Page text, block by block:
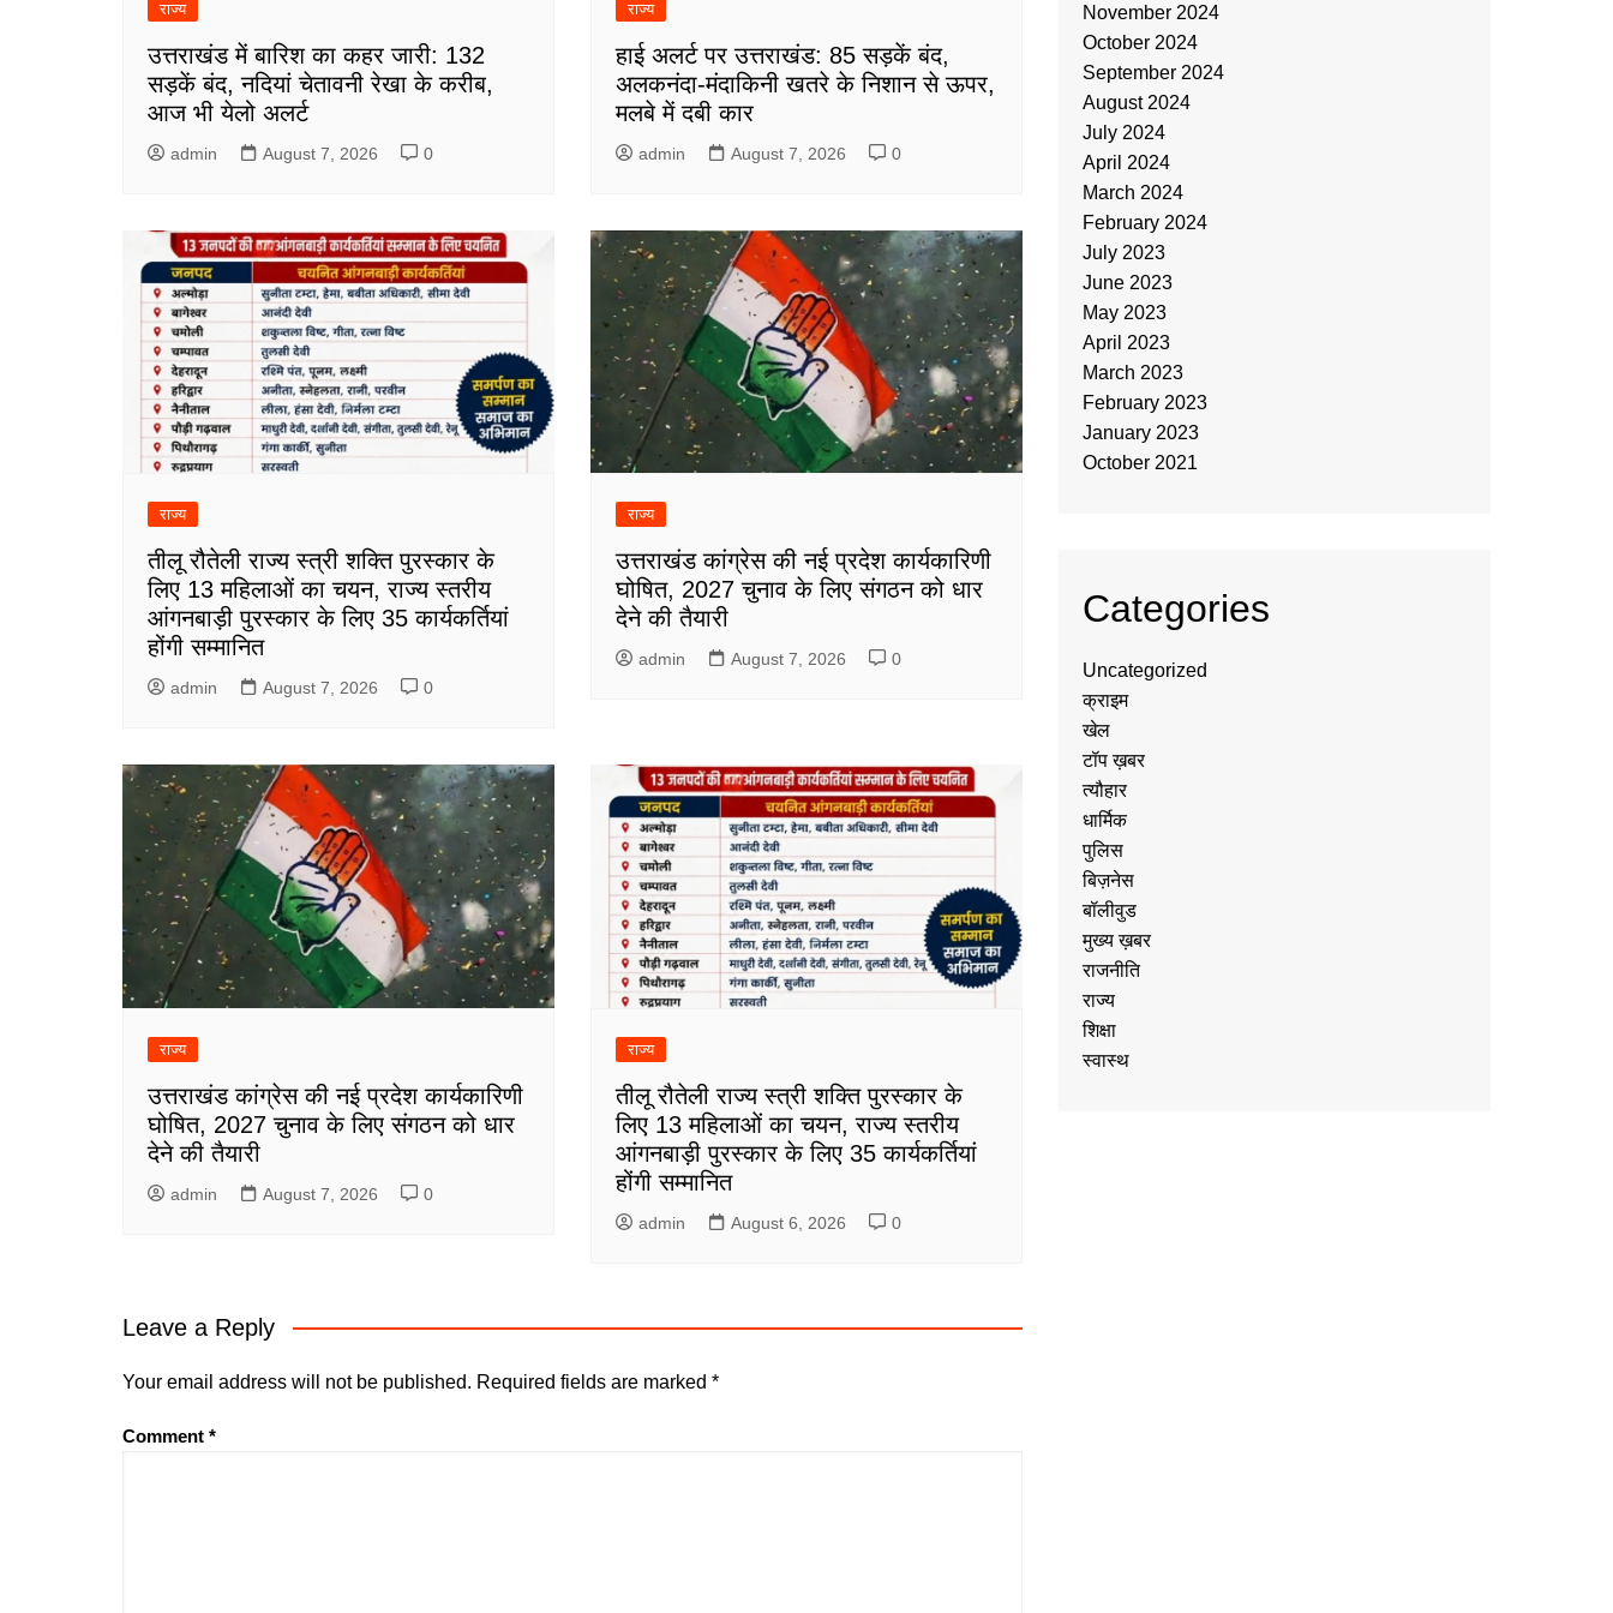
राज्य
उत्तराखंड में बारिश का कहर जारी: 132
सड़कें बंद, नदियां चेतावनी रेखा के करीब,
आज भी येलो अलर्ट
admin August 7, 2026 0
राज्य
हाई अलर्ट पर उत्तराखंड: 85 सड़कें बंद,
अलकनंदा-मंदाकिनी खतरे के निशान से ऊपर,
मलबे में दबी कार
admin August 7, 2026 0
राज्य
तीलू रौतेली राज्य स्त्री शक्ति पुरस्कार के
लिए 13 महिलाओं का चयन, राज्य स्तरीय
आंगनबाड़ी पुरस्कार के लिए 35 कार्यकर्तियां
होंगी सम्मानित
admin August 7, 2026 0
राज्य
उत्तराखंड कांग्रेस की नई प्रदेश कार्यकारिणी
घोषित, 2027 चुनाव के लिए संगठन को धार
देने की तैयारी
admin August 7, 2026 0
राज्य
उत्तराखंड कांग्रेस की नई प्रदेश कार्यकारिणी
घोषित, 2027 चुनाव के लिए संगठन को धार
देने की तैयारी
admin August 7, 2026 0
राज्य
तीलू रौतेली राज्य स्त्री शक्ति पुरस्कार के
लिए 13 महिलाओं का चयन, राज्य स्तरीय
आंगनबाड़ी पुरस्कार के लिए 35 कार्यकर्तियां
होंगी सम्मानित
admin August 6, 2026 0
Leave a Reply
Your email address will not be published. Required fields are marked *
Comment *
November 2024
October 2024
September 2024
August 2024
July 2024
April 2024
March 2024
February 2024
July 2023
June 2023
May 2023
April 2023
March 2023
February 2023
January 2023
October 2021
Categories
Uncategorized
क्राइम
खेल
टॉप ख़बर
त्यौहार
धार्मिक
पुलिस
बिज़नेस
बॉलीवुड
मुख्य ख़बर
राजनीति
राज्य
शिक्षा
स्वास्थ